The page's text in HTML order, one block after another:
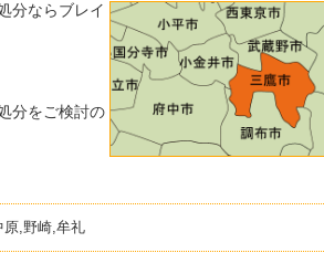
分ならブレイ
分をご検討の
原,野崎,牟礼